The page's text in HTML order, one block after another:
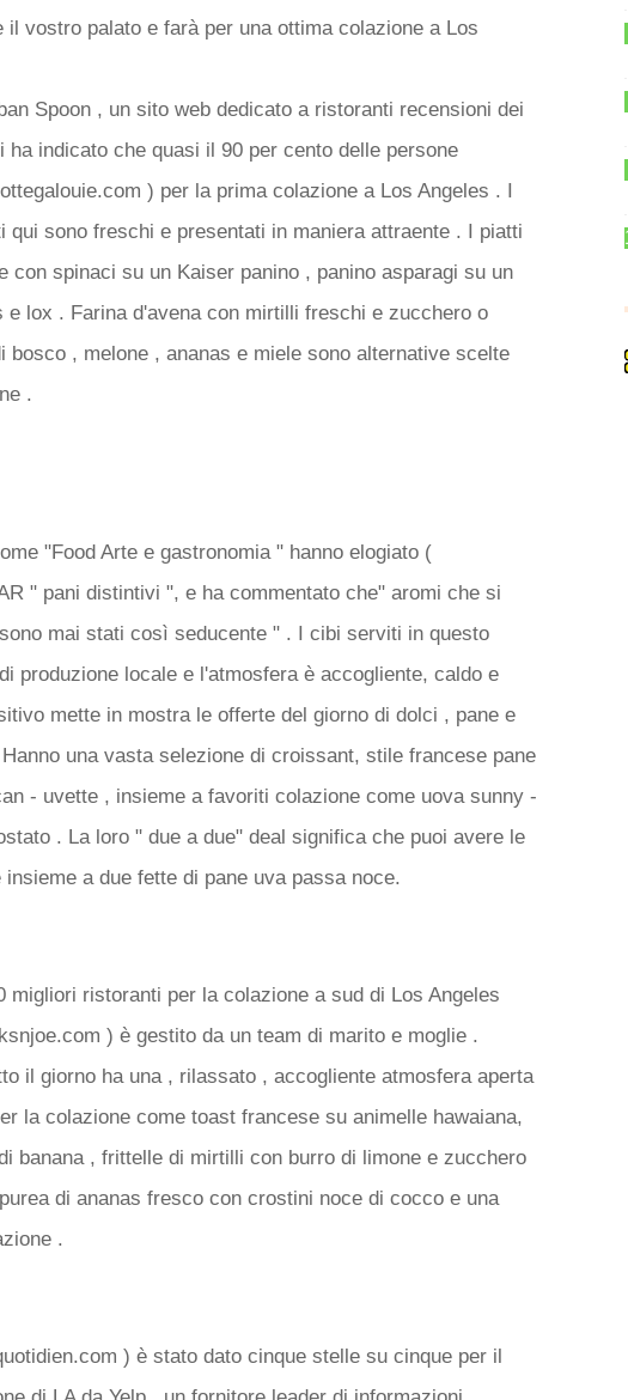
vostro palato e farà per una ottima colazione a Los
Spoon , un sito web dedicato a ristoranti recensioni dei
indicato che quasi il 90 per cento delle persone
) per la prima colazione a Los Angeles . I
qui sono freschi e presentati in maniera attraente . I piatti
con spinaci su un Kaiser panino , panino asparagi su un
e lox . Farina d'avena con mirtilli freschi e zucchero o
bosco , melone , ananas e miele sono alternative scelte
.
"Food Arte e gastronomia " hanno elogiato (
" pani distintivi ", e ha commentato che" aromi che si
mai stati così seducente " . I cibi serviti in questo
produzione locale e l'atmosfera è accogliente, caldo e
mette in mostra le offerte del giorno di dolci , pane e
una vasta selezione di croissant, stile francese pane
- uvette , insieme a favoriti colazione come uova sunny -
. La loro " due a due" deal significa che puoi avere le
a due fette di pane uva passa noce.
migliori ristoranti per la colazione a sud di Los Angeles
) è gestito da un team di marito e moglie .
il giorno ha una , rilassato , accogliente atmosfera aperta
la colazione come toast francese su animelle hawaiana,
banana , frittelle di mirtilli con burro di limone e zucchero
di ananas fresco con crostini noce di cocco e una
.
) è stato dato cinque stelle su cinque per il